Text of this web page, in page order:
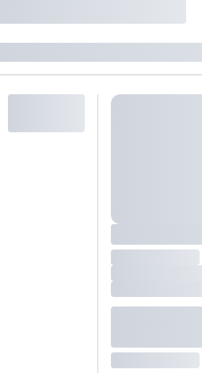
Wybierz jedną z ofert z listy i zarezerwuj
lubskontaktuj się z nami,by złożyć
Maksymalna liczba uczestników
Jeśli nie możesz dodać kolejnych osób,